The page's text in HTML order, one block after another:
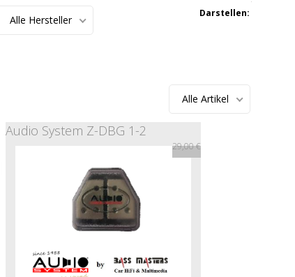
Darstellen:
Alle Hersteller
Alle Artikel
Audio System Z-DBG 1-2
29,00 €